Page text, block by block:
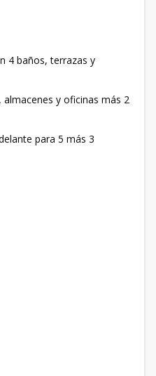
4 baños, terrazas y
y oficinas más 2
para 5 más 3